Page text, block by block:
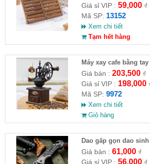
Giá sỉ VIP : 59,000₫
Mã SP: 13152
Xem chi tiết
Tạm hết hàng
Máy xay cafe bằng
Giá bán : 203,500₫
Giá sỉ VIP : 198,000
Mã SP: 9972
Xem chi tiết
Giỏ hàng
Dao gấp gọn dao
Giá bán : 61,000₫
Giá sỉ VIP : 56,000₫